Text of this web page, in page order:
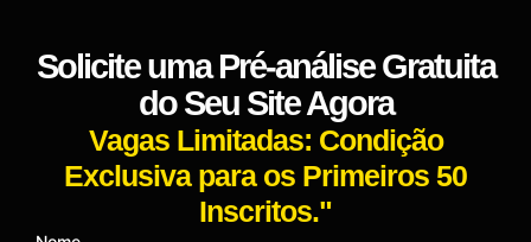
Solicite uma Pré-análise Gratuita
do Seu Site Agora
Vagas Limitadas: Condição
Exclusiva para os Primeiros 50
Inscritos."